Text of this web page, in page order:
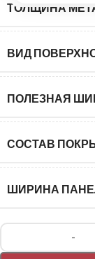
ТОЛЩИНА
ВИД
ПОЛЕЗНАЯ
СОСТАВ
ШИРИНА
Alternative: